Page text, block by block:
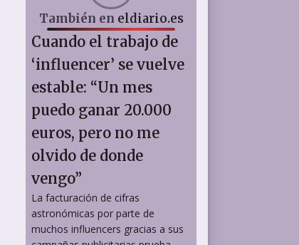
También en eldiario.es
Cuando el trabajo de
‘influencer’ se vuelve
estable: “Un mes
puedo ganar 20.000
euros, pero no me
olvido de donde
vengo”
La facturación de cifras
astronómicas por parte de
muchos influencers gracias a sus